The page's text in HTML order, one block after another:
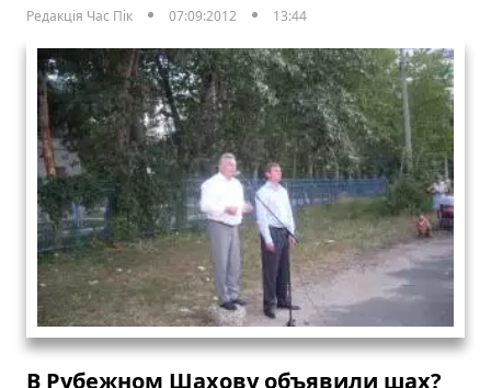
Редакція Час Пік 07:09:2012 13:44
В Рубежном Шахову объявили шах?